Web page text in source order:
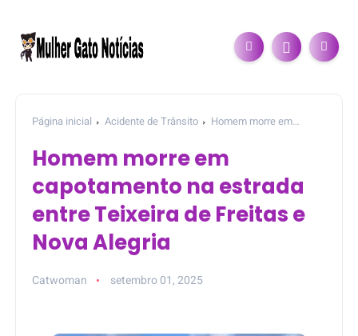
Página inicial Acidente de Trânsito
Homem morre em
Homem morre em
capotamento na estrada
entre Teixeira de Freitas e
Nova Alegria
Catwoman setembro 01, 2025